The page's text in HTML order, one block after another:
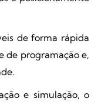
de forma rápida
de programação e,
e simulação, o